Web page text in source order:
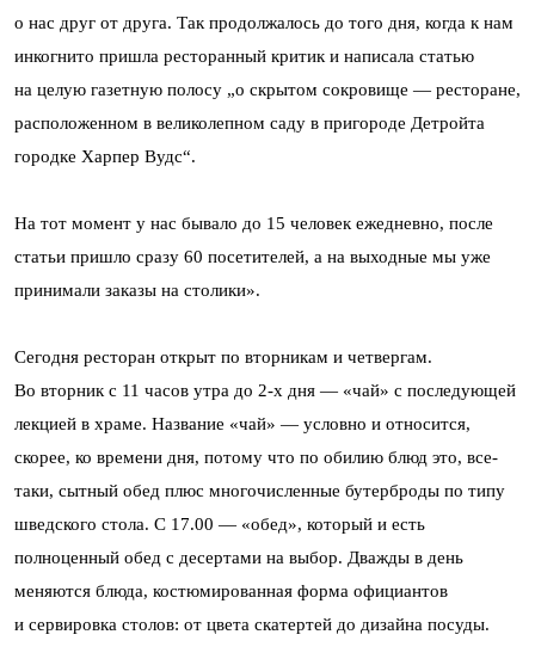
о нас друг от друга. Так продолжалось до того дня, когда к нам
инкогнито пришла ресторанный критик и написала статью
на целую газетную полосу „о скрытом сокровище — ресторане,
расположенном в великолепном саду в пригороде Детройта
городке Харпер Вудс“.
На тот момент у нас бывало до 15 человек ежедневно, после
статьи пришло сразу 60 посетителей, а на выходные мы уже
принимали заказы на столики».
Сегодня ресторан открыт по вторникам и четвергам.
Во вторник с 11 часов утра до 2-х дня — «чай» с последующей
лекцией в храме. Название «чай» — условно и относится,
скорее, ко времени дня, потому что по обилию блюд это, все-
таки, сытный обед плюс многочисленные бутерброды по типу
шведского стола. С 17.00 — «обед», который и есть
полноценный обед с десертами на выбор. Дважды в день
меняются блюда, костюмированная форма официантов
и сервировка столов: от цвета скатертей до дизайна посуды.